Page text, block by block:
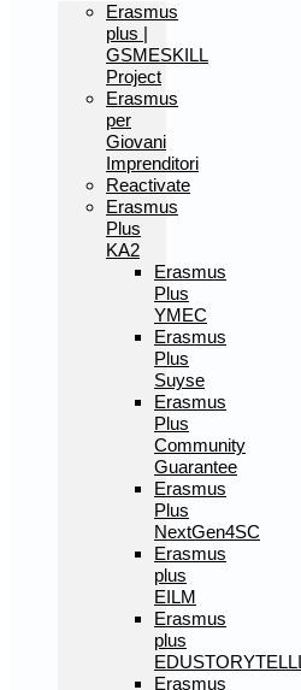
Erasmus
plus |
GSMESKILL
Project
Erasmus
per
Giovani
Imprenditori
Reactivate
Erasmus
Plus
KA2
Erasmus
Plus
YMEC
Erasmus
Plus
Suyse
Erasmus
Plus
Community
Guarantee
Erasmus
Plus
NextGen4SC
Erasmus
plus
EILM
Erasmus
plus
Erasmus